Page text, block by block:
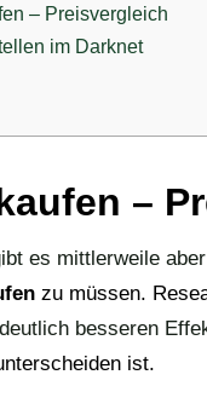
– Preisvergleich
im Darknet
–
es mittlerweile
zu müssen.
besseren
ist.